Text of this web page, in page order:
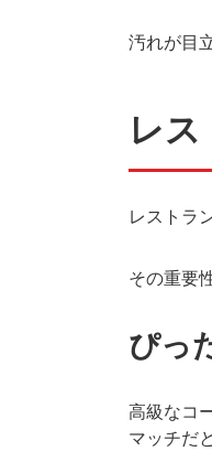
汚れが目
レ
レストラ
その重要
ぴっ
高級なコ
マッチだ